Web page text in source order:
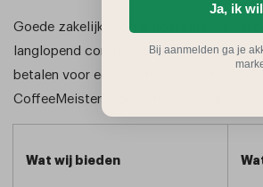
Goede zakelijke koffie hoeft niet te
langlopend contract tekenen, wachten
betalen voor een machine die je niet
CoffeeMeister regel je het zelf, op jouw
Wat wij bieden
Ja, ik
Bij aanmelden ga je